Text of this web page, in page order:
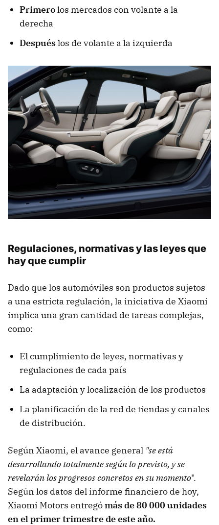
Primerolos mercados con volante a la
derecha
Despuéslos de volante a la izquierda
Regulaciones, normativas y las leyes que
hay que cumplir
Dado que los automóviles son productos sujetos
a una estricta regulación, la iniciativa de Xiaomi
implica una gran cantidad de tareas complejas,
como:
El cumplimiento de leyes, normativas y
regulaciones de cada país
La adaptación y localización de los productos
La planificación de la red de tiendas y canales
de distribución.
Según Xiaomi, el avance general "se está
desarrollando totalmente según lo previsto, y se
revelarán los progresos concretos en su momento".
Según los datos del informe financiero de hoy,
Xiaomi Motors entregómás de 80 000 unidades
en el primer trimestre de este año.